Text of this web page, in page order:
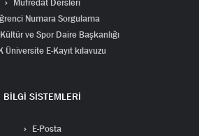
Müfredat Dersleri
Numara Sorgulama
ve Spor Daire Başkanlığı
Üniversite E-Kayıt kılavuzu
BİLGİ SİSTEMLERİ
E-Posta